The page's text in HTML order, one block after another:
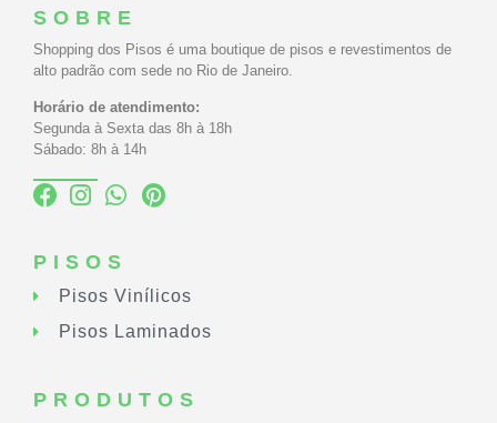
SOBRE
Shopping dos Pisos é uma boutique de pisos e revestimentos de
alto padrão com sede no Rio de Janeiro.
Horário de atendimento:
Segunda à Sexta das 8h à 18h
Sábado: 8h à 14h
PISOS
Pisos Vinílicos
Pisos Laminados
PRODUTOS